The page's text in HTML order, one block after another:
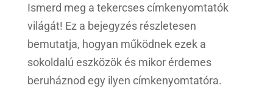
Ismerd meg a tekercses címkenyomtatók
világát! Ez a bejegyzés részletesen
bemutatja, hogyan működnek ezek a
sokoldalú eszközök és mikor érdemes
beruháznod egy ilyen címkenyomtatóra.